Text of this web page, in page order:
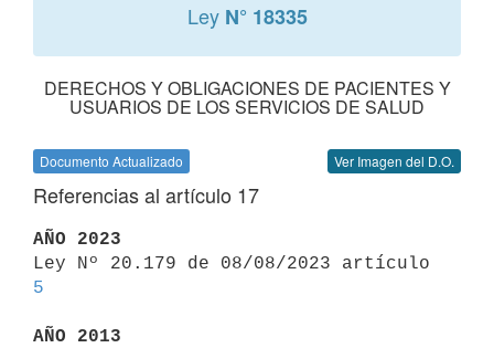
Ley N° 18335
DERECHOS Y OBLIGACIONES DE PACIENTES Y
USUARIOS DE LOS SERVICIOS DE SALUD
Documento Actualizado Ver Imagen del D.O.
Referencias al artículo 17
AÑO 2023
5
AÑO 2013